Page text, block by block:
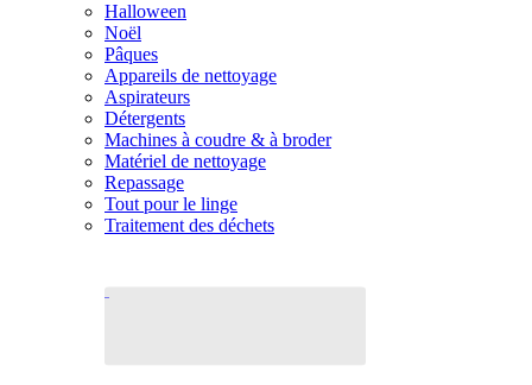
Halloween
Noël
Pâques
Appareils de nettoyage
Aspirateurs
Détergents
Machines à coudre & à broder
Matériel de nettoyage
Repassage
Tout pour le linge
Traitement des déchets